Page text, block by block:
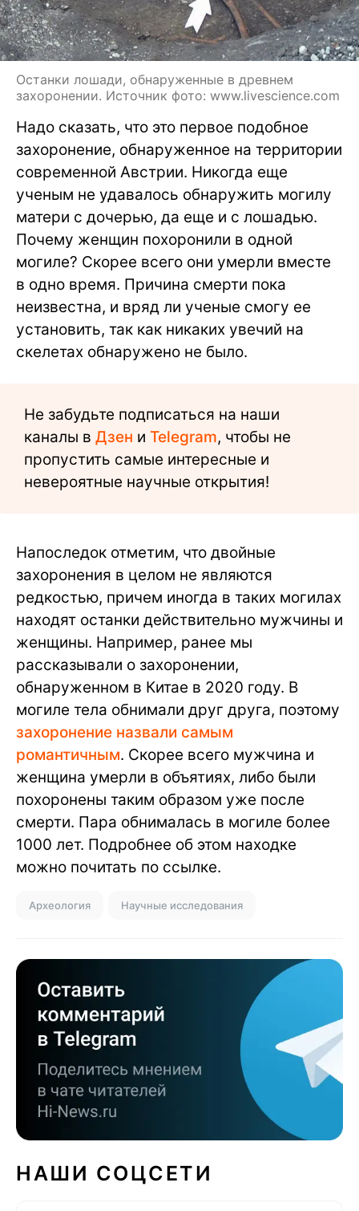
Останки лошади, обнаруженные в древнем
захоронении. Источник фото: www.livescience.com
Надо сказать, что это первое подобное
захоронение, обнаруженное на территории
современной Австрии. Никогда еще
ученым не удавалось обнаружить могилу
матери с дочерью, да еще и с лошадью.
Почему женщин похоронили в одной
могиле? Скорее всего они умерли вместе
в одно время. Причина смерти пока
неизвестна, и вряд ли ученые смогу ее
установить, так как никаких увечий на
скелетах обнаружено не было.
Не забудьте подписаться на наши
каналы в Дзен и Telegram, чтобы не
пропустить самые интересные и
невероятные научные открытия!
Напоследок отметим, что двойные
захоронения в целом не являются
редкостью, причем иногда в таких могилах
находят останки действительно мужчины и
женщины. Например, ранее мы
рассказывали о захоронении,
обнаруженном в Китае в 2020 году. В
могиле тела обнимали друг друга, поэтому
захоронение назвали самым
романтичным. Скорее всего мужчина и
женщина умерли в объятиях, либо были
похоронены таким образом уже после
смерти. Пара обнималась в могиле более
1000 лет. Подробнее об этом находке
можно почитать по ссылке.
Археология Научные исследования
НАШИ СОЦСЕТИ